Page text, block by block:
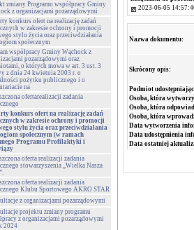
zmiany Programu współpracy Gminy
z organizacjami pozarządowymi
konkurs ofert na realizację zadań
w zakresie ochrony i promocji
stylu życia oraz przeciwdziałania
społecznym
współpracy Gminy Wąchock z
pozarządowymi oraz
o których mowa w art. 3 ust. 3
z dnia 24 kwietnia 2003 r. o
pożytku publicznego i o
na
ofertarealizacji zadania
konkurs ofert na realizację zadań
w zakresie ochrony i promocji
stylu życia oraz przeciwdziałania
społecznym (w ramach
Programu Profilaktyki i
oferta realizacji zadania
stowarzyszenia „Wielka Nasza
oferta realizacji zadania
Klubu Sportowego AKRO STAR
z organizacjami pozarządowymi
projektu zmiany programu
z organizacjami pozarządowymi
2024
2023-06-05
Nazwa dokumentu:
Skrócony opis:
Podmiot
Osoba, która
Osoba, która
Osoba, która
Data wytworzenia
Data udostępnienia
Data ostatniej